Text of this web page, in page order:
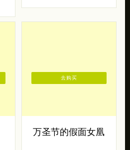
万圣节的假面女凰
去购买